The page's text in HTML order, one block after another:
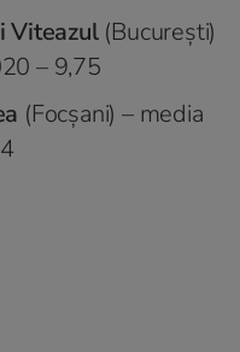
Viteazul(București)
– 9,75
(Focșani) – media